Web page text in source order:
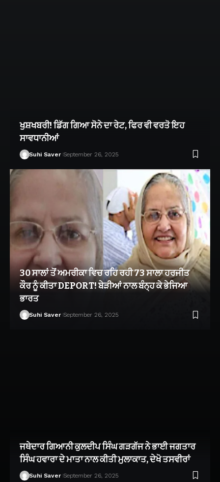
ਖੁਸ਼ਖਬਰੀ! ਡਿੱਗ ਗਿਆ ਸੋਨੇ ਦਾ ਰੇਟ, ਫਿਰ ਵੀ ਵਰਤੋ ਇਹ
ਸਾਵਧਾਨੀਆਂ
Suhi Saver September 26, 2025
30 ਸਾਲਾਂ ਤੋਂ ਅਮਰੀਕਾ ਵਿਚ ਰਹਿ ਰਹੀ 73 ਸਾਲਾ ਹਰਜੀਤ
ਕੌਰ ਨੂੰ ਕੀਤਾ DEPORT! ਬੇੜੀਆਂ ਨਾਲ ਬੰਨ੍ਹ ਕੇ ਭੇਜਿਆ
ਭਾਰਤ
Suhi Saver September 26, 2025
ਜਥੇਦਾਰ ਗਿਆਨੀ ਕੁਲਦੀਪ ਸਿੰਘ ਗੜਗੱਜ ਨੇ ਭਾਈ ਜਗਤਾਰ
ਸਿੰਘ ਹਵਾਰਾ ਦੇ ਮਾਤਾ ਨਾਲ ਕੀਤੀ ਮੁਲਾਕਾਤ, ਦੇਖੋ ਤਸਵੀਰਾਂ
Suhi Saver September 26, 2025